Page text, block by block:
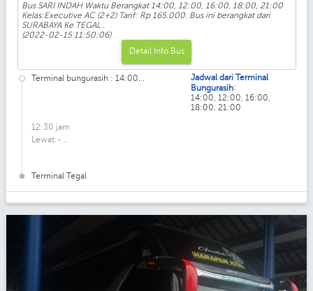
Bus SARI INDAH Waktu Berangkat 14:00, 12:00, 16:00, 18:00, 21:00
Kelas:Executive AC (2+2) Tarif: Rp 165.000. Bus ini berangkat dari
SURABAYA Ke TEGAL .
(2022-02-15 11:50:06)
Detail Info Bus
Terminal bungurasih : 14:00...
12:30 jam
Lewat:-...
Terminal Tegal
Jadwal dari Terminal
Bungurasih:
14:00, 12:00, 16:00,
18:00, 21:00